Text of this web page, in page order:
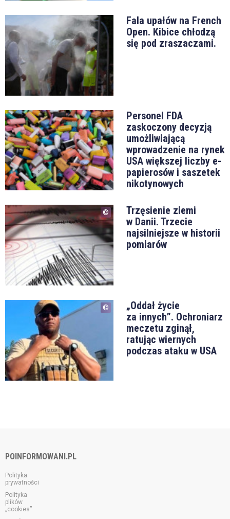
Fala upałów na French
Open. Kibice chłodzą
się pod zraszaczami.
Personel FDA
zaskoczony decyzją
umożliwiającą
wprowadzenie na rynek
USA większej liczby e-
papierosów i saszetek
nikotynowych
Trzęsienie ziemi
w Danii. Trzecie
najsilniejsze w historii
pomiarów
„Oddał życie
za innych”. Ochroniarz
meczetu zginął,
ratując wiernych
podczas ataku w USA
POINFORMOWANI.PL
Polityka
prywatności
Polityka
plików
„cookies”